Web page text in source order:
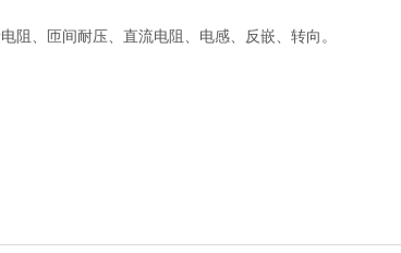
阻、匝间耐压、直流电阻、电感、反嵌、转向。